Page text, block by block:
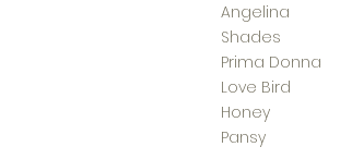
Angelina
Shades
Prima Donna
Love Bird
Honey
Pansy